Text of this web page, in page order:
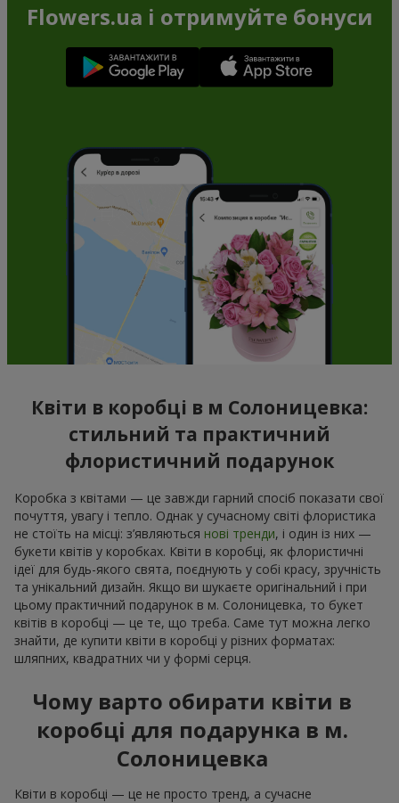
Flowers.ua і отримуйте бонуси
Квіти в коробці в м Солоницевка:
стильний та практичний
флористичний подарунок
Коробка з квітами — це завжди гарний спосіб показати свої
почуття, увагу і тепло. Однак у сучасному світі флористика
не стоїть на місці: з’являються нові тренди, і один із них —
букети квітів у коробках. Квіти в коробці, як флористичні
ідеї для будь-якого свята, поєднують у собі красу, зручність
та унікальний дизайн. Якщо ви шукаєте оригінальний і при
цьому практичний подарунок в м. Солоницевка, то букет
квітів в коробці — це те, що треба. Саме тут можна легко
знайти, де купити квіти в коробці у різних форматах:
шляпних, квадратних чи у формі серця.
Чому варто обирати квіти в
коробці для подарунка в м.
Солоницевка
Квіти в коробці — це не просто тренд, а сучасне